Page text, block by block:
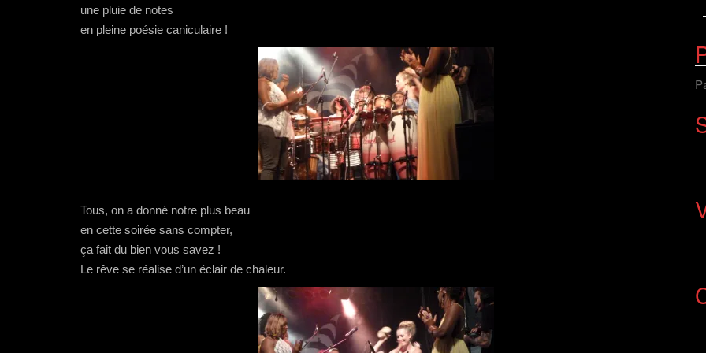
une pluie de notes
en pleine poésie caniculaire !
Tous, on a donné notre plus beau
en cette soirée sans compter,
ça fait du bien vous savez !
Le rêve se réalise d’un éclair de chaleur.